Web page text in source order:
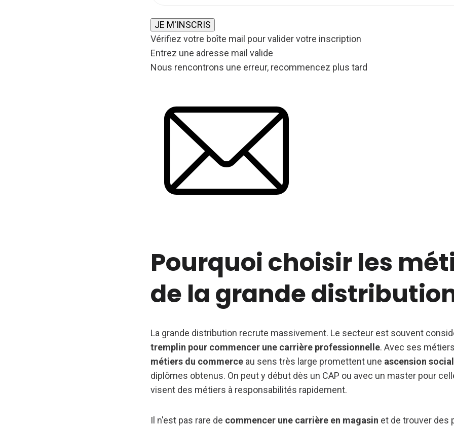
JE M'INSCRIS
Vérifiez votre boîte mail pour valider votre inscription
Entrez une adresse mail valide
Nous rencontrons une erreur, recommencez plus tard
Pourquoi choisir les
de la grande
La grande distribution recrute massivement. Le secteur est souvent
tremplin pour commencer une carrière professionnelle. Avec ses
métiers du commerce au sens très large promettent une ascension
diplômes obtenus. On peut y début dès un CAP ou avec un master pour
visent des métiers à responsabilités rapidement.
Il n'est pas rare de commencer une carrière en magasin et de trouver des